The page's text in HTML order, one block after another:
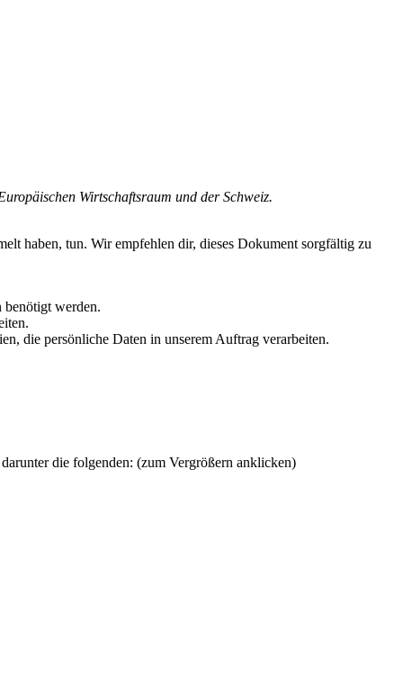
Wirtschaftsraum und der Schweiz.
haben, tun. Wir empfehlen dir, dieses Dokument sorgfältig zu
benötigt werden.
die persönliche Daten in unserem Auftrag verarbeiten.
die folgenden: (zum Vergrößern anklicken)